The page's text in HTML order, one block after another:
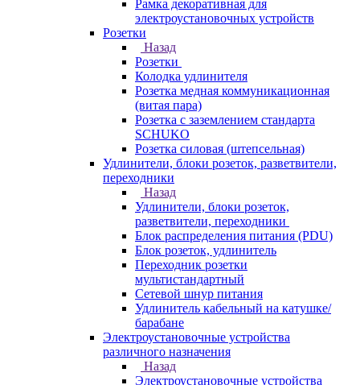
Рамка декоративная для
электроустановочных устройств
Розетки
Назад
Розетки
Колодка удлинителя
Розетка медная коммуникационная
(витая пара)
Розетка с заземлением стандарта
SCHUKO
Розетка силовая (штепсельная)
Удлинители, блоки розеток, разветвители,
переходники
Назад
Удлинители, блоки розеток,
разветвители, переходники
Блок распределения питания (PDU)
Блок розеток, удлинитель
Переходник розетки
мультистандартный
Сетевой шнур питания
Удлинитель кабельный на катушке/
барабане
Электроустановочные устройства
различного назначения
Назад
Электроустановочные устройства